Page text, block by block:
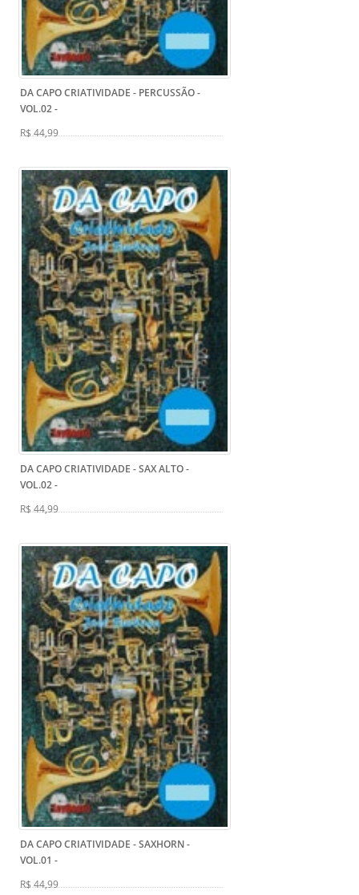
DA CAPO CRIATIVIDADE - PERCUSSÃO -
VOL.02-
R$ 44,99
DA CAPO CRIATIVIDADE - SAX ALTO -
VOL.02-
R$ 44,99
DA CAPO CRIATIVIDADE - SAXHORN -
VOL.01 -
R$ 44,99